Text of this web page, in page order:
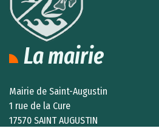
La mairie
Mairie de Saint-Augustin
1 rue de la Cure
17570 SAINT AUGUSTIN